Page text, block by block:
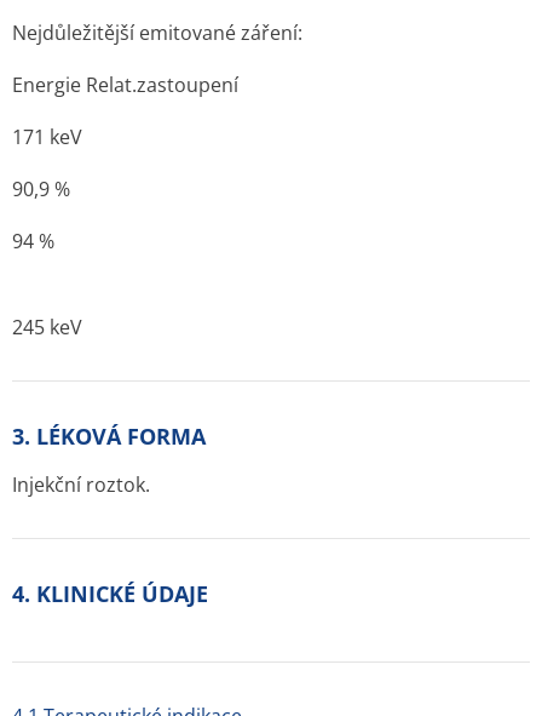
Nejdůležitější emitované záření:
Energie Relat.zastoupení
171 keV
90,9 %
94 %
245 keV
3. LÉKOVÁ FORMA
Injekční roztok.
4. KLINICKÉ ÚDAJE